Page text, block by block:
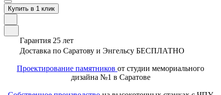
Купить в 1 клик
Гарантия 25 лет
Доставка по Саратову и Энгельсу БЕСПЛАТНО
Проектирование памятников от студии мемориального
дизайна №1 в Саратове